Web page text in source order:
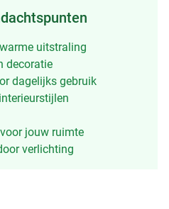
uitstraling
decoratie
dagelijks gebruik
jouw ruimte
verlichting